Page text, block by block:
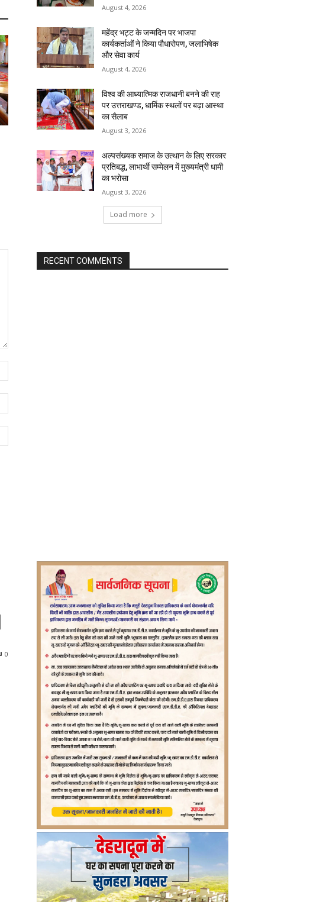
August 4, 2026
महेंद्र भट्ट के जन्मदिन पर भाजपा
कार्यकर्ताओं ने किया पौधारोपण, जलाभिषेक
और सेवा कार्य
August 4, 2026
विश्व की आध्यात्मिक राजधानी बनने की राह
पर उत्तराखण्ड, धार्मिक स्थलों पर बढ़ा आस्था
का सैलाब
August 3, 2026
अल्पसंख्यक समाज के उत्थान के लिए सरकार
प्रतिबद्ध, लाभार्थी सम्मेलन में मुख्यमंत्री धामी
का भरोसा
August 3, 2026
Load more
RECENT COMMENTS